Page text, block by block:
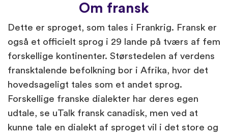
Om fransk
Dette er sproget, som tales i Frankrig. Fransk er
også et officielt sprog i 29 lande på tværs af fem
forskellige kontinenter. Størstedelen af verdens
fransktalende befolkning bor i Afrika, hvor det
hovedsageligt tales som et andet sprog.
Forskellige franske dialekter har deres egen
udtale, se uTalk fransk canadisk, men ved at
kunne tale en dialekt af sproget vil i det store og